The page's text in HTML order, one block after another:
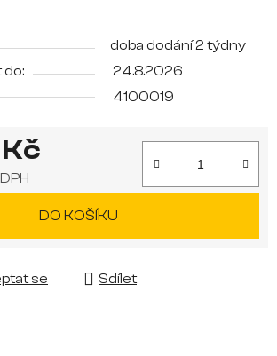
doba dodání 2 týdny
24.8.2026
4100019
DO KOŠÍKU
se Sdílet